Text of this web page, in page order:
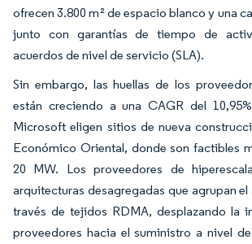
ofrecen 3.800 m² de espacio blanco y una
junto con garantías de tiempo de
acuerdos de nivel de servicio (SLA).
Sin embargo, las huellas de los
están creciendo a una CAGR del
Microsoft eligen sitios de nueva
Económico Oriental, donde son factibles
20 MW. Los proveedores de
arquitecturas desagregadas que agrupan
través de tejidos RDMA, desplazando la
proveedores hacia el suministro a nivel